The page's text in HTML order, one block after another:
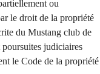
ou
le droit de la propriété
du Mustang club de
poursuites judiciaires
le Code de la propriété